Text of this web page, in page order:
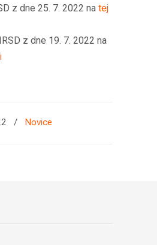
z dne 25. 7. 2022 na tej
z dne 19. 7. 2022 na
/ Novice